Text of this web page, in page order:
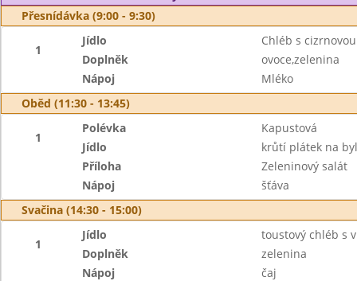
Přesnídávka (9:00 - 9:30)
1
Jídlo
Chléb s
Doplněk
ovoce,zelenina
Nápoj
Mléko
Oběd (11:30 - 13:45)
1
Polévka
Kapustová
Jídlo
krůtí plátek na
Příloha
Zeleninový salát
Nápoj
šťáva
Svačina (14:30 - 15:00)
1
Jídlo
toustový chléb s
Doplněk
zelenina
Nápoj
čaj